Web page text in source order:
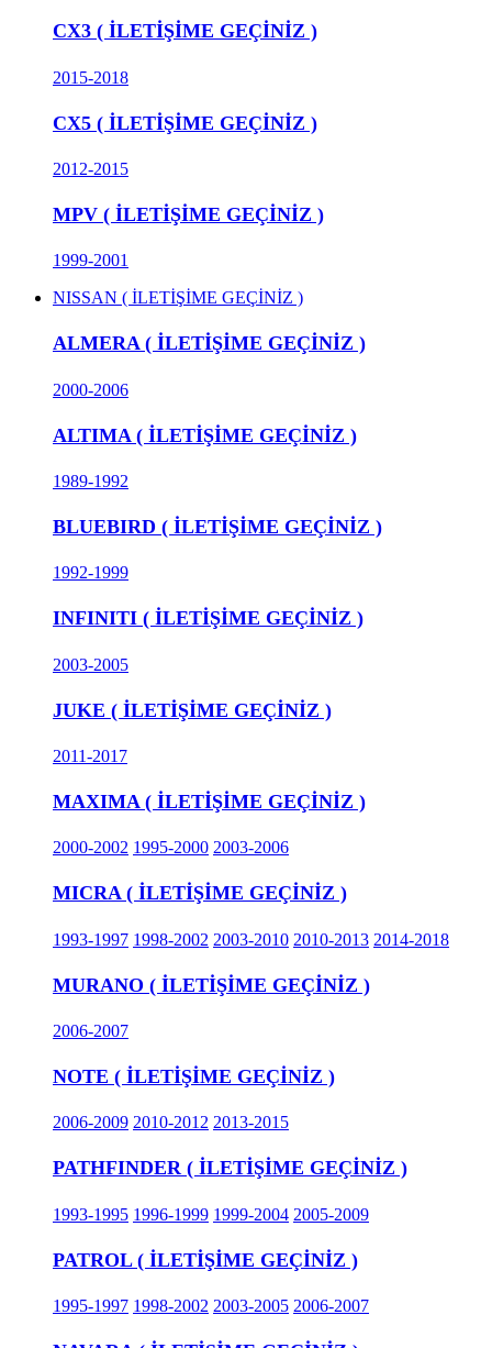
CX3 ( İLETİŞİME GEÇİNİZ )
2015-2018
CX5 ( İLETİŞİME GEÇİNİZ )
2012-2015
MPV ( İLETİŞİME GEÇİNİZ )
1999-2001
NISSAN ( İLETİŞİME GEÇİNİZ )
ALMERA ( İLETİŞİME GEÇİNİZ )
2000-2006
ALTIMA ( İLETİŞİME GEÇİNİZ )
1989-1992
BLUEBIRD ( İLETİŞİME GEÇİNİZ )
1992-1999
INFINITI ( İLETİŞİME GEÇİNİZ )
2003-2005
JUKE ( İLETİŞİME GEÇİNİZ )
2011-2017
MAXIMA ( İLETİŞİME GEÇİNİZ )
2000-2002 1995-2000 2003-2006
MICRA ( İLETİŞİME GEÇİNİZ )
1993-1997 1998-2002 2003-2010 2010-2013 2014-2018
MURANO ( İLETİŞİME GEÇİNİZ )
2006-2007
NOTE ( İLETİŞİME GEÇİNİZ )
2006-2009 2010-2012 2013-2015
PATHFINDER ( İLETİŞİME GEÇİNİZ )
1993-1995 1996-1999 1999-2004 2005-2009
PATROL ( İLETİŞİME GEÇİNİZ )
1995-1997 1998-2002 2003-2005 2006-2007